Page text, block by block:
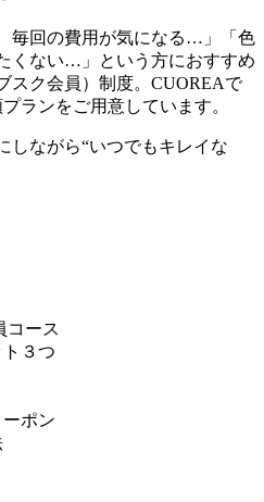
毎回の費用が気になる…」「色
くない…」という方におすすめ
スク会員）制度。CUOREAで
ランをご用意しています。
しながら“いつでもキレイな
コース
３つ
ポン